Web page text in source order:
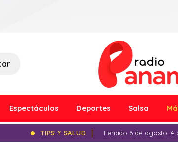
Espectáculos Deportes Salsa
TIPS Y SALUD Feriado 6 de agosto: 4